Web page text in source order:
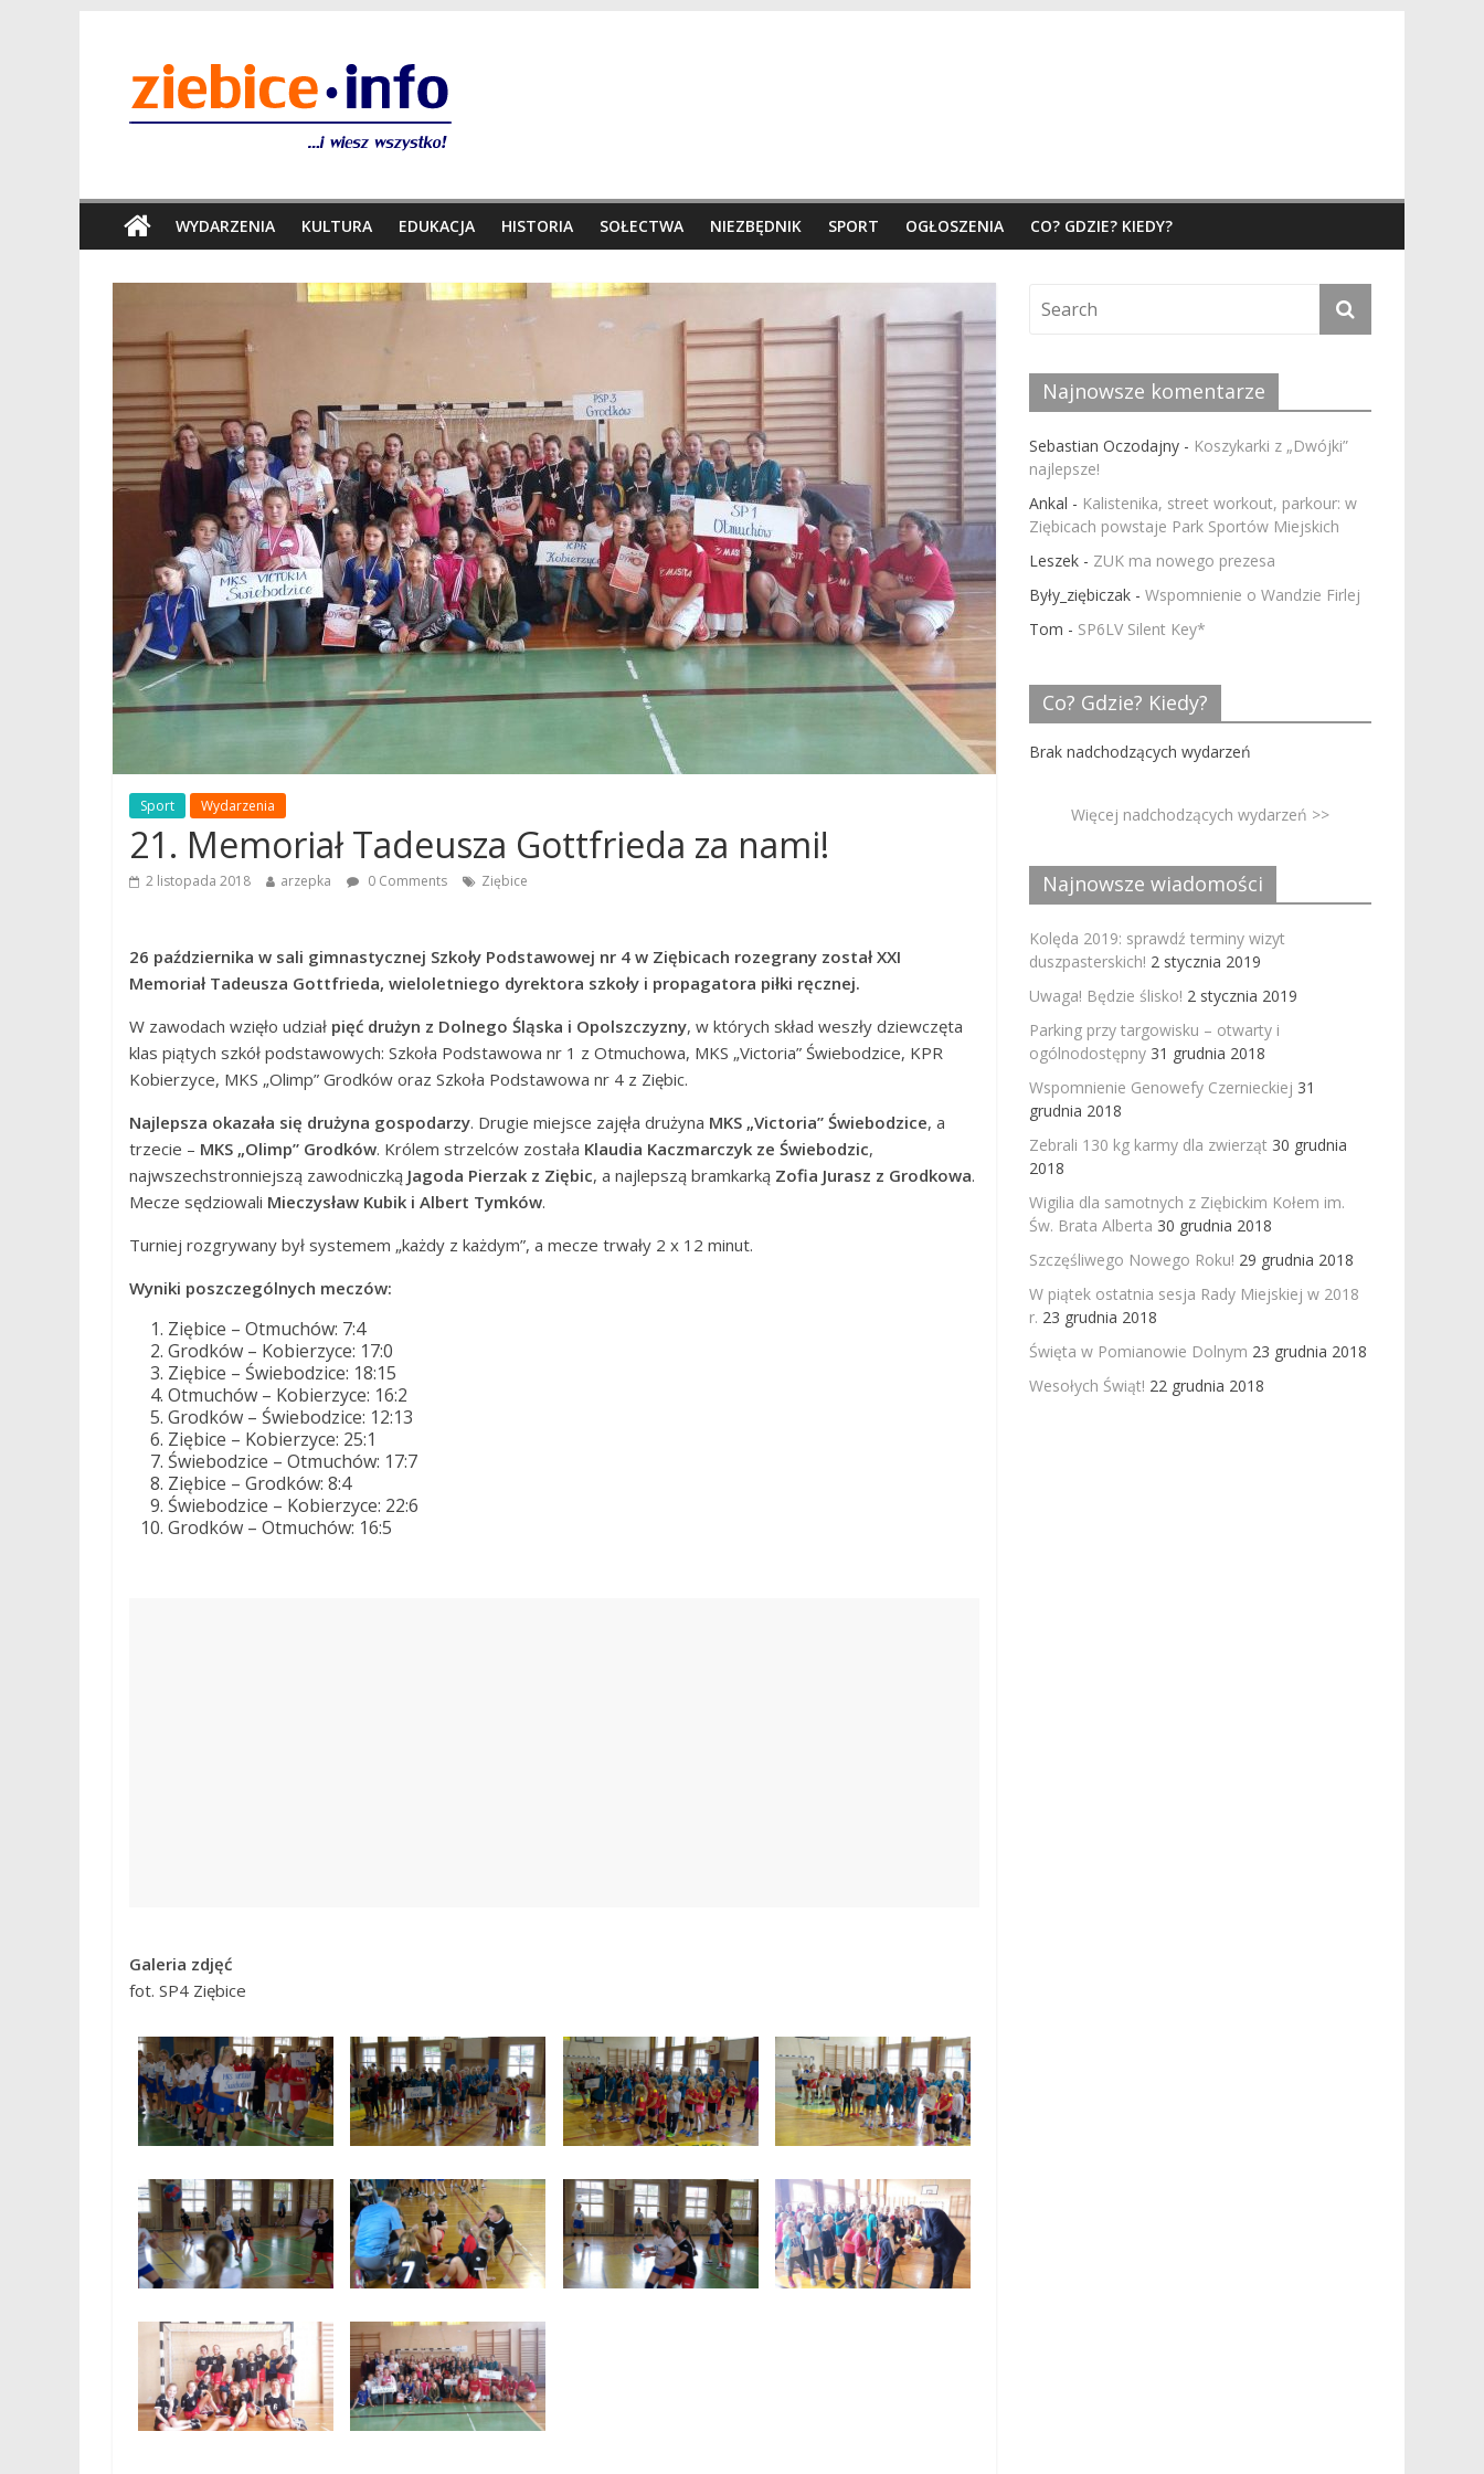
WYDARZENIA KULTURA EDUKACJA HISTORIA SOŁECTWA NIEZBĘDNIK SPORT OGŁOSZENIA CO? GDZIE? KIEDY?
Sport Wydarzenia
21. Memoriał Tadeusza Gottfrieda za nami!
2 listopada 2018 arzepka 0 Comments Ziębice
26 października w sali gimnastycznej Szkoły Podstawowej nr 4 w Ziębicach rozegrany został XXI
Memoriał Tadeusza Gottfrieda, wieloletniego dyrektora szkoły i propagatora piłki ręcznej.
W zawodach wzięło udział pięć drużyn z Dolnego Śląska i Opolszczyzny, w których skład weszły dziewczęta
klas piątych szkół podstawowych: Szkoła Podstawowa nr 1 z Otmuchowa, MKS „Victoria” Świebodzice, KPR
Kobierzyce, MKS „Olimp” Grodków oraz Szkoła Podstawowa nr 4 z Ziębic.
Najlepsza okazała się drużyna gospodarzy. Drugie miejsce zajęła drużyna MKS „Victoria” Świebodzice, a
trzecie – MKS „Olimp” Grodków. Królem strzelców została Klaudia Kaczmarczyk ze Świebodzic,
najwszechstronniejszą zawodniczką Jagoda Pierzak z Ziębic, a najlepszą bramkarką Zofia Jurasz z Grodkowa.
Mecze sędziowali Mieczysław Kubik i Albert Tymków.
Turniej rozgrywany był systemem „każdy z każdym”, a mecze trwały 2 x 12 minut.
Wyniki poszczególnych meczów:
Ziębice – Otmuchów: 7:4
Grodków – Kobierzyce: 17:0
Ziębice – Świebodzice: 18:15
Otmuchów – Kobierzyce: 16:2
Grodków – Świebodzice: 12:13
Ziębice – Kobierzyce: 25:1
Świebodzice – Otmuchów: 17:7
Ziębice – Grodków: 8:4
Świebodzice – Kobierzyce: 22:6
Grodków – Otmuchów: 16:5
Galeria zdjęć
fot. SP4 Ziębice
Najnowsze komentarze
Sebastian Oczodajny - Koszykarki z „Dwójki”
najlepsze!
Ankal - Kalistenika, street workout, parkour: w
Ziębicach powstaje Park Sportów Miejskich
Leszek - ZUK ma nowego prezesa
Były_ziębiczak - Wspomnienie o Wandzie Firlej
Tom - SP6LV Silent Key*
Co? Gdzie? Kiedy?
Brak nadchodzących wydarzeń
Więcej nadchodzących wydarzeń >>
Najnowsze wiadomości
Kolęda 2019: sprawdź terminy wizyt
duszpasterskich! 2 stycznia 2019
Uwaga! Będzie ślisko! 2 stycznia 2019
Parking przy targowisku – otwarty i
ogólnodostępny 31 grudnia 2018
Wspomnienie Genowefy Czernieckiej 31
grudnia 2018
Zebrali 130 kg karmy dla zwierząt 30 grudnia
2018
Wigilia dla samotnych z Ziębickim Kołem im.
Św. Brata Alberta 30 grudnia 2018
Szczęśliwego Nowego Roku! 29 grudnia 2018
W piątek ostatnia sesja Rady Miejskiej w 2018
r. 23 grudnia 2018
Święta w Pomianowie Dolnym 23 grudnia 2018
Wesołych Świąt! 22 grudnia 2018